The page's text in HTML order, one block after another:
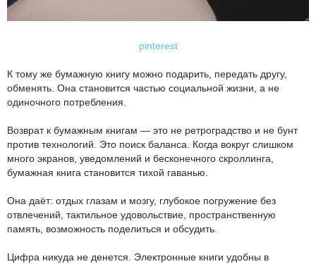
pinterest
К тому же бумажную книгу можно подарить, передать другу,
обменять. Она становится частью социальной жизни, а не
одиночного потребления.
Возврат к бумажным книгам — это не ретроградство и не бунт
против технологий. Это поиск баланса. Когда вокруг слишком
много экранов, уведомлений и бесконечного скроллинга,
бумажная книга становится тихой гаванью.
Она даёт: отдых глазам и мозгу, глубокое погружение без
отвлечений, тактильное удовольствие, пространственную
память, возможность поделиться и обсудить.
Цифра никуда не денется. Электронные книги удобны в